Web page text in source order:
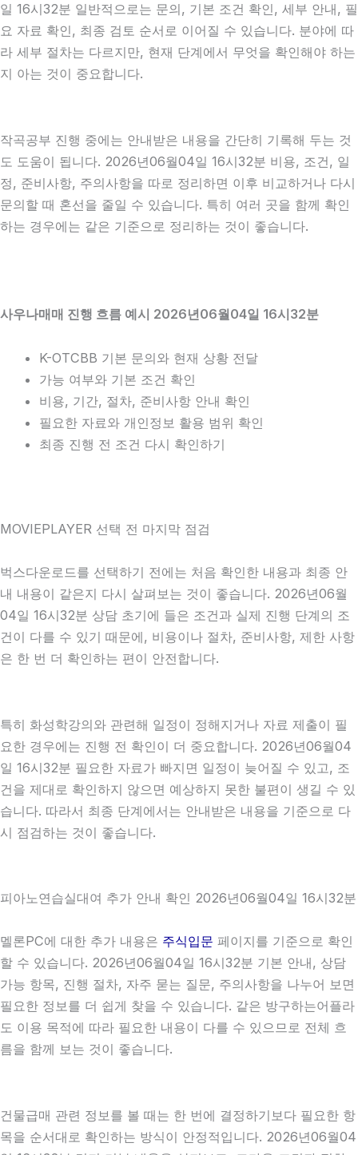
일 16시32분 일반적으로는 문의, 기본 조건 확인, 세부 안내, 필
요 자료 확인, 최종 검토 순서로 이어질 수 있습니다. 분야에 따
라 세부 절차는 다르지만, 현재 단계에서 무엇을 확인해야 하는
지 아는 것이 중요합니다.
작곡공부 진행 중에는 안내받은 내용을 간단히 기록해 두는 것
도 도움이 됩니다. 2026년06월04일 16시32분 비용, 조건, 일
정, 준비사항, 주의사항을 따로 정리하면 이후 비교하거나 다시
문의할 때 혼선을 줄일 수 있습니다. 특히 여러 곳을 함께 확인
하는 경우에는 같은 기준으로 정리하는 것이 좋습니다.
사우나매매 진행 흐름 예시 2026년06월04일 16시32분
K-OTCBB 기본 문의와 현재 상황 전달
가능 여부와 기본 조건 확인
비용, 기간, 절차, 준비사항 안내 확인
필요한 자료와 개인정보 활용 범위 확인
최종 진행 전 조건 다시 확인하기
MOVIEPLAYER 선택 전 마지막 점검
벅스다운로드를 선택하기 전에는 처음 확인한 내용과 최종 안
내 내용이 같은지 다시 살펴보는 것이 좋습니다. 2026년06월
04일 16시32분 상담 초기에 들은 조건과 실제 진행 단계의 조
건이 다를 수 있기 때문에, 비용이나 절차, 준비사항, 제한 사항
은 한 번 더 확인하는 편이 안전합니다.
특히 화성학강의와 관련해 일정이 정해지거나 자료 제출이 필
요한 경우에는 진행 전 확인이 더 중요합니다. 2026년06월04
일 16시32분 필요한 자료가 빠지면 일정이 늦어질 수 있고, 조
건을 제대로 확인하지 않으면 예상하지 못한 불편이 생길 수 있
습니다. 따라서 최종 단계에서는 안내받은 내용을 기준으로 다
시 점검하는 것이 좋습니다.
피아노연습실대여 추가 안내 확인 2026년06월04일 16시32분
멜론PC에 대한 추가 내용은 주식입문 페이지를 기준으로 확인
할 수 있습니다. 2026년06월04일 16시32분 기본 안내, 상담
가능 항목, 진행 절차, 자주 묻는 질문, 주의사항을 나누어 보면
필요한 정보를 더 쉽게 찾을 수 있습니다. 같은 방구하는어플라
도 이용 목적에 따라 필요한 내용이 다를 수 있으므로 전체 흐
름을 함께 보는 것이 좋습니다.
건물급매 관련 정보를 볼 때는 한 번에 결정하기보다 필요한 항
목을 순서대로 확인하는 방식이 안정적입니다. 2026년06월04